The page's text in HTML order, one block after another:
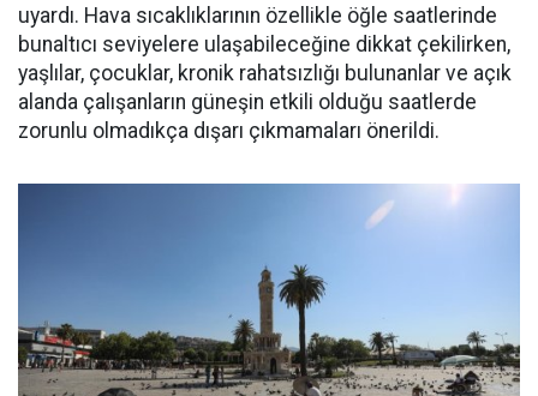
uyardı. Hava sıcaklıklarının özellikle öğle saatlerinde
bunaltıcı seviyelere ulaşabileceğine dikkat çekilirken,
yaşlılar, çocuklar, kronik rahatsızlığı bulunanlar ve açık
alanda çalışanların güneşin etkili olduğu saatlerde
zorunlu olmadıkça dışarı çıkmamaları önerildi.